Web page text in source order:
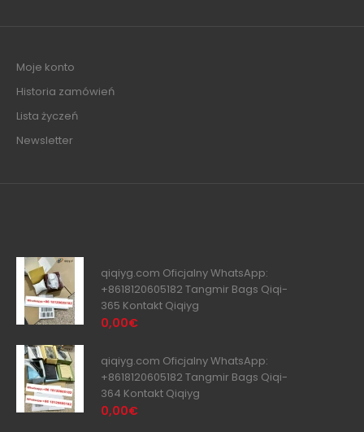
Moje konto
Historia zamówień
Lista życzeń
Newsletter
qiqiyg.com Oficjalny WhatsApp:
+8618120605182 Tangmir Bags Qiqi-
365 Kontakt Qiqiyg
0,00€
qiqiyg.com Oficjalny WhatsApp:
+8618120605182 Tangmir Bags Qiqi-
364 Kontakt Qiqiyg
0,00€